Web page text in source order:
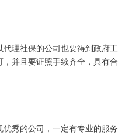
理社保的公司也要得到政府工
并且要证照手续齐全，具有合
秀的公司，一定有专业的服务